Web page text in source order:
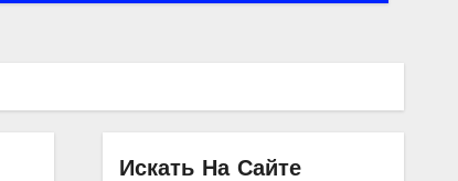
Искать На Сайте